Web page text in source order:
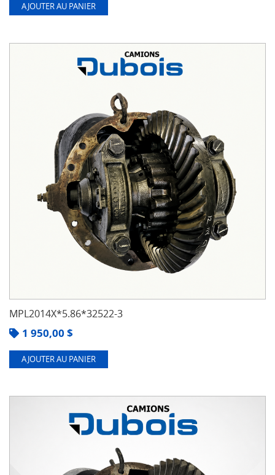
AJOUTER AU PANIER
MPL2014X*5.86*32522-3
1 950,00 $
AJOUTER AU PANIER